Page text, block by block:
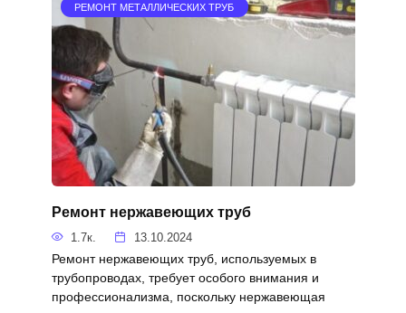
РЕМОНТ МЕТАЛЛИЧЕСКИХ ТРУБ
Ремонт нержавеющих труб
1.7к. 13.10.2024
Ремонт нержавеющих труб, используемых в
трубопроводах, требует особого внимания и
профессионализма, поскольку нержавеющая